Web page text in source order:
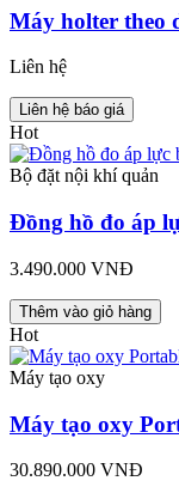
Máy holter theo
Liên hệ
Liên hệ báo giá
Hot
Bộ đặt nội khí quản
Đồng hồ đo áp
3.490.000 VNĐ
Thêm vào giỏ hàng
Hot
Máy tạo oxy
Máy tạo oxy
30.890.000 VNĐ